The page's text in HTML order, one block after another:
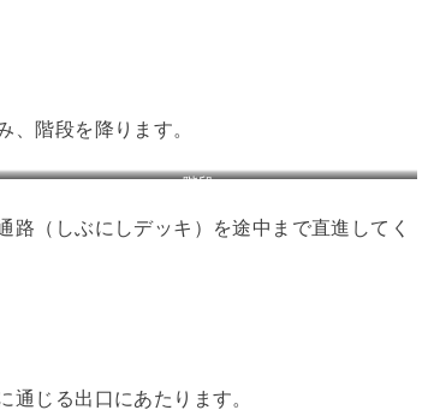
、階段を降ります。
階段
（しぶにしデッキ）を途中まで直進してく
じる出口にあたります。